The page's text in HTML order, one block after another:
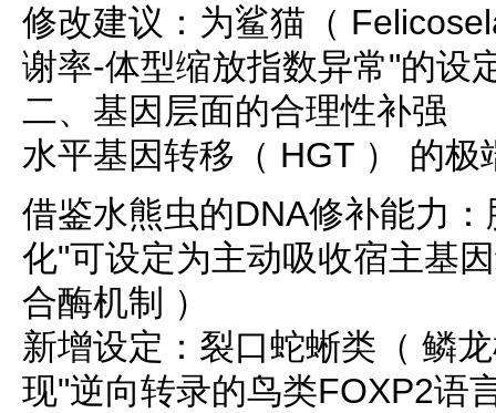
修改建议：为鲨猫（
谢率-体型缩放指数异常"的设
二、基因层面的合理性补强
水平基因转移（ HGT ） 的极
借鉴水熊虫的DNA修补能力
化"可设定为主动吸收宿主基
合酶机制 ）
新增设定：裂口蛇蜥类（ 鳞
现"逆向转录的鸟类FOXP2语